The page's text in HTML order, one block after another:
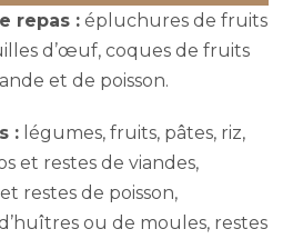
repas : épluchures de fruits
d’œuf, coques de fruits
et de poisson.
: légumes, fruits, pâtes, riz,
et restes de viandes,
restes de poisson,
ou de moules, restes